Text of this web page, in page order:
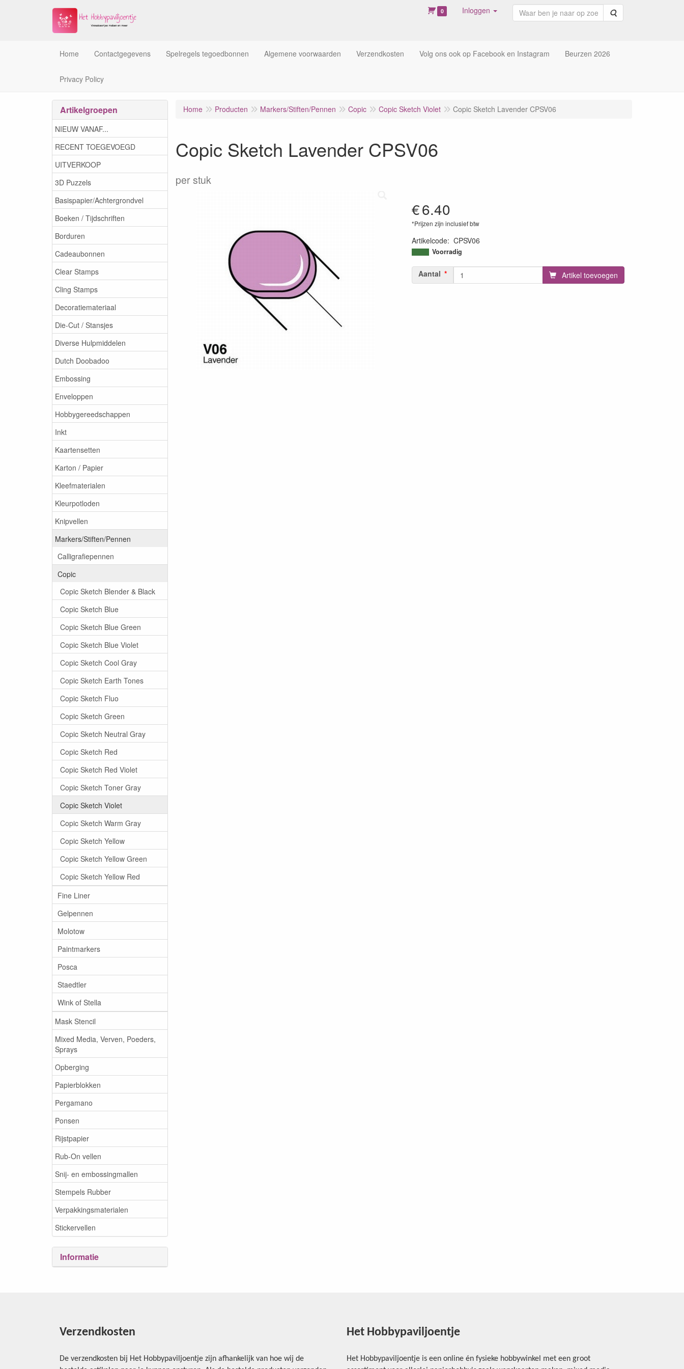
0 Inloggen Zoeken
Home Contactgegevens Spelregels tegoedbonnen Algemene voorwaarden Verzendkosten Volg ons ook op Facebook en Instagram Beurzen 2026
Privacy Policy
Artikelgroepen
NIEUW VANAF...
RECENT TOEGEVOEGD
UITVERKOOP
3D Puzzels
Basispapier/Achtergrondvel
Boeken / Tijdschriften
Borduren
Cadeaubonnen
Clear Stamps
Cling Stamps
Decoratiemateriaal
Die-Cut / Stansjes
Diverse Hulpmiddelen
Dutch Doobadoo
Embossing
Enveloppen
Hobbygereedschappen
Inkt
Kaartensetten
Karton / Papier
Kleefmaterialen
Kleurpotloden
Knipvellen
Markers/Stiften/Pennen
Calligrafiepennen
Copic
Copic Sketch Blender & Black
Copic Sketch Blue
Copic Sketch Blue Green
Copic Sketch Blue Violet
Copic Sketch Cool Gray
Copic Sketch Earth Tones
Copic Sketch Fluo
Copic Sketch Green
Copic Sketch Neutral Gray
Copic Sketch Red
Copic Sketch Red Violet
Copic Sketch Toner Gray
Copic Sketch Violet
Copic Sketch Warm Gray
Copic Sketch Yellow
Copic Sketch Yellow Green
Copic Sketch Yellow Red
Fine Liner
Gelpennen
Molotow
Paintmarkers
Posca
Staedtler
Wink of Stella
Mask Stencil
Mixed Media, Verven, Poeders,
Sprays
Opberging
Papierblokken
Pergamano
Ponsen
Rijstpapier
Rub-On vellen
Snij- en embossingmallen
Stempels Rubber
Verpakkingsmaterialen
Stickervellen
Informatie
Home Producten Markers/Stiften/Pennen Copic Copic Sketch Violet Copic Sketch Lavender CPSV06
Copic Sketch Lavender CPSV06
per stuk
€6.40
*Prijzen zijn inclusief btw
Artikelcode: CPSV06
4511338003398
Voorradig
Aantal Artikel toevoegen
Verzendkosten
De verzendkosten bij Het Hobbypaviljoentje zijn afhankelijk van hoe wij de
Het Hobbypaviljoentje
Het Hobbypaviljoentje is een online én fysieke hobbywinkel met een groot